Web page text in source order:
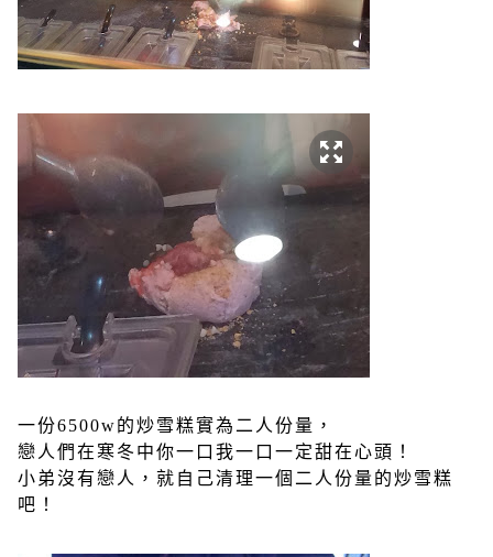
一份6500w的炒雪糕實為二人份量，
戀人們在寒冬中你一口我一口一定甜在心頭！
小弟沒有戀人，就自己清理一個二人份量的炒雪糕
吧！